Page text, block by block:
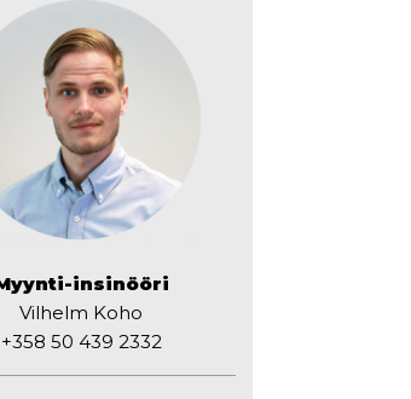
insinööri
Vilhelm Koho
+358 50 439 2332